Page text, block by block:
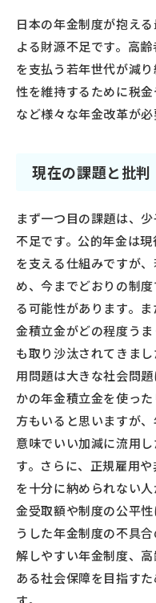
日本の年金制度が抱え
よる財源不足です。高
を支払う若年世代が減
性を維持するために税
など様々な年金改革が必
現在の課題と批判
まず一つ目の課題は、
不足です。公的年金は
を支える仕組みですが
め、今までどおりの制
る可能性があります。
金積立金がどの程度う
も取り沙汰されてきま
用問題は大きな社会問
かの年金積立金を使っ
方もいると思いますが
意味でいい加減に流用
す。さらに、正規雇用
を十分に納められない
金受取額や制度の公平
うした年金制度の不具
解しやすい年金制度、
ある社会保障を目指す